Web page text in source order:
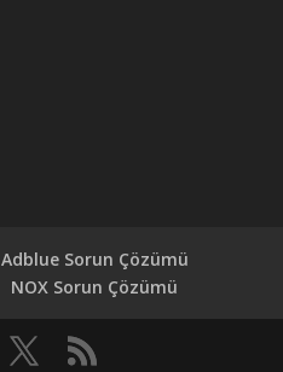
Adblue Sorun Çözümü
NOX Sorun Çözümü